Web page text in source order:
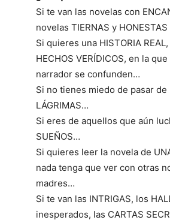
Si te van las novelas con
novelas TIERNAS y
Si quieres una HISTORIA
HECHOS VERÍDICOS, en la
narrador se confunden…
Si no tienes miedo de pasar de
LÁGRIMAS…
Si eres de aquellos que aún
SUEÑOS…
Si quieres leer la novela de
nada tenga que ver con otras
madres…
Si te van las INTRIGAS, los
inesperados, las CARTAS